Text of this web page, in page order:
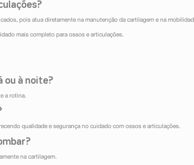
pois atua diretamente na manutenção da cartilagem e na
mais completo para ossos e articulações.
ou à noite?
a rotina.
qualidade e segurança no cuidado com ossos e articulações.
na cartilagem.